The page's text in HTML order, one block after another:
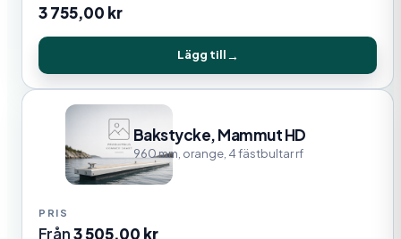
3 755,00 kr
Lägg till
Bakstycke, Mammut HD
960 mm, orange, 4 fästbultar rf
Från3 505,00 kr